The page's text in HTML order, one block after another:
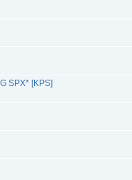
SPX* [KPS]